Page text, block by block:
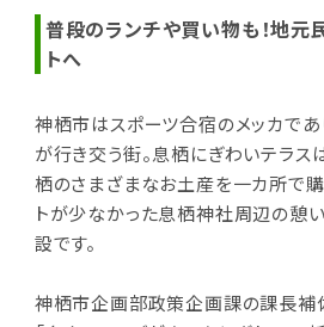
普段のランチや買い物も！地元
トへ
神栖市はスポーツ合宿のメッカであ
が行き交う街。息栖にぎわいテラス
栖のさまざまなお土産を一カ所で購
トが少なかった息栖神社周辺の憩
設です。
神栖市企画部政策企画課の課長補